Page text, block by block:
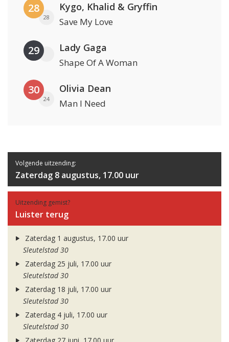
28
28
Kygo, Khalid & Gryffin
Save My Love
29 Lady Gaga
Shape Of A Woman
30
24
Olivia Dean
Man I Need
Volgende uitzending:
Zaterdag 8 augustus, 17.00 uur
Uitzending gemist?
Luister terug
Zaterdag 1 augustus, 17.00 uur
Sleutelstad 30
Zaterdag 25 juli, 17.00 uur
Sleutelstad 30
Zaterdag 18 juli, 17.00 uur
Sleutelstad 30
Zaterdag 4 juli, 17.00 uur
Sleutelstad 30